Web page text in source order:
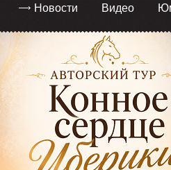
Новости Видео